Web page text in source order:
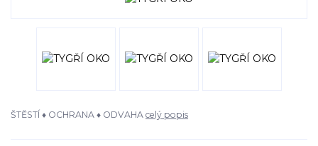
ŠTĚSTÍ ♦ OCHRANA ♦ ODVAHA celý popis